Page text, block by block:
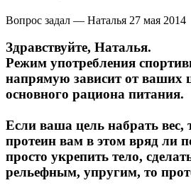
Вопрос задал — Наталья 27 мая 2014
Здравствуйте, Наталья.
Режим употребления
напрямую зависит от ваших
основного рациона питания.
Если ваша цель набрать вес,
протеин вам в этом вряд ли
просто укрепить тело,
рельефным, упругим, то